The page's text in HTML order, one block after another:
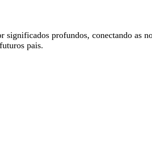
profundos, conectando as
pais.